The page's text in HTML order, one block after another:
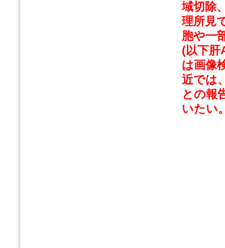
域切除
理所見
胞や一
(以下肝
は画像
近では
との報
いたい